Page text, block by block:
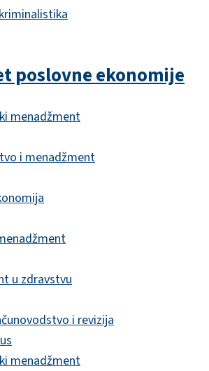
poslovne ekonomije
menadžment
i menadžment
u zdravstvu
i revizija
menadžment